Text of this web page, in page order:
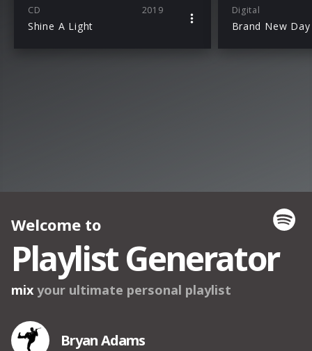
CD 2019
Shine A Light
Digital
Brand New Day